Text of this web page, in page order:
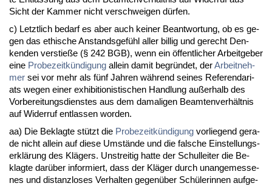
Sicht der Kam­mer nicht ver­schwei­gen dürfen.
c) Letzt­lich be­darf es aber auch kei­ner Be­ant­wor­tung, ob es ge­
gen das ethi­sche An­stands­gefühl al­ler bil­lig und ge­recht Den­
ken­den ver­stieße (§ 242 BGB), wenn ein öffent­li­cher Ar­beit­ge­ber
ei­ne Pro­be­zeitkündi­gung al­lein da­mit be­gründet, derAr­beit­neh­
mer sei vor mehr als fünf Jah­ren während sei­nes Re­fe­ren­da­ri­
ats we­gen ei­ner ex­hi­bi­tio­nis­ti­schen Hand­lung außer­halb des
Vor­be­rei­tungs­diens­tes aus dem da­ma­li­gen Be­am­ten­verhält­nis
auf Wi­der­ruf ent­las­sen wor­den.
aa) Die Be­klag­te stützt die Pro­be­zeitkündi­gung vor­lie­gend ge­ra­
de nicht al­lein auf die­se Umstände und die fal­sche Ein­stel­lungs­
erklärung des Klägers. Un­strei­tig hat­te der Schul­lei­ter die Be­
klag­te darüber in­for­miert, dass der Kläger durch un­an­ge­mes­se­
nes und dis­tanz­lo­ses Ver­hal­ten ge­genüber Schüle­rin­nen auf­ge­